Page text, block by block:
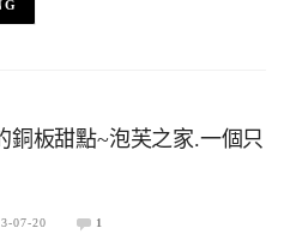
銅板甜點~泡芙之家.一個只
07-20 1